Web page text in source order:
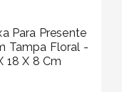
Para Presente
Tampa Floral -
18 X 8 Cm